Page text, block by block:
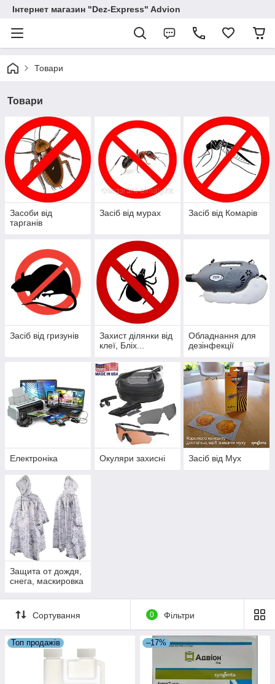
Інтернет магазин "Dez-Express" Advion
Товари
Товари
Засоби від
тарганів
Засіб від мурах Засіб від Комарів
Засіб від гризунів
Захист ділянки від
клеї, Бліх...
Обладнання для
дезінфекції
Електроніка Окуляри захисні Засіб від Мух
Защита от дождя,
снега, маскировка
Сортування 0 Фільтри
Топ продажів –17%